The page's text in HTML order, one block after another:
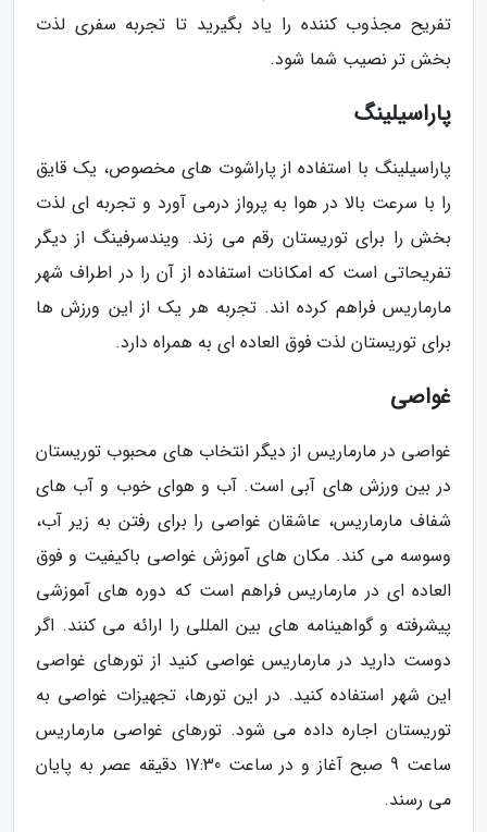
تفریح مجذوب کننده را یاد بگیرید تا تجربه سفری لذت
بخش تر نصیب شما شود.
پاراسیلینگ
پاراسیلینگ با استفاده از پاراشوت های مخصوص، یک قایق
را با سرعت بالا در هوا به پرواز درمی آورد و تجربه ای لذت
بخش را برای توریستان رقم می زند. ویندسرفینگ از دیگر
تفریحاتی است که امکانات استفاده از آن را در اطراف شهر
مارماریس فراهم کرده اند. تجربه هر یک از این ورزش ها
برای توریستان لذت فوق العاده ای به همراه دارد.
غواصی
غواصی در مارماریس از دیگر انتخاب های محبوب توریستان
در بین ورزش های آبی است. آب و هوای خوب و آب های
شفاف مارماریس، عاشقان غواصی را برای رفتن به زیر آب،
وسوسه می کند. مکان های آموزش غواصی باکیفیت و فوق
العاده ای در مارماریس فراهم است که دوره های آموزشی
پیشرفته و گواهینامه های بین المللی را ارائه می کنند. اگر
دوست دارید در مارماریس غواصی کنید از تورهای غواصی
این شهر استفاده کنید. در این تورها، تجهیزات غواصی به
توریستان اجاره داده می شود. تورهای غواصی مارماریس
ساعت 9 صبح آغاز و در ساعت 17:30 دقیقه عصر به پایان
می رسند.